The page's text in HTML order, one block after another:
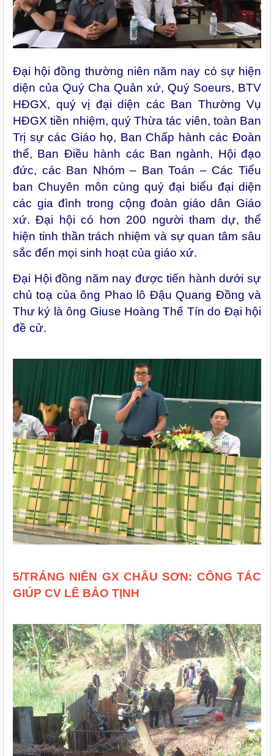
Đại hội đồng thường niên năm nay có sự hiện
diện của Quý Cha Quản xứ, Quý Soeurs, BTV
HĐGX, quý vị đại diện các Ban Thường Vụ
HĐGX tiền nhiệm, quý Thừa tác viên, toàn Ban
Trị sự các Giáo họ, Ban Chấp hành các Đoàn
thể, Ban Điều hành các Ban ngành, Hội đạo
đức, các Ban Nhóm – Ban Toán – Các Tiểu
ban Chuyên môn cùng quý đại biểu đại diện
các gia đình trong cộng đoàn giáo dân Giáo
xứ. Đại hội có hơn 200 người tham dự, thể
hiện tinh thần trách nhiệm và sự quan tâm sâu
sắc đến mọi sinh hoạt của giáo xứ.
Đại Hội đồng năm nay được tiến hành dưới sự
chủ toạ của ông Phao lô Đậu Quang Đồng và
Thư ký là ông Giuse Hoàng Thế Tín do Đại hội
đề cử.
5/TRÁNG NIÊN GX CHÂU SƠN: CÔNG TÁC
GIÚP CV LÊ BẢO TỊNH